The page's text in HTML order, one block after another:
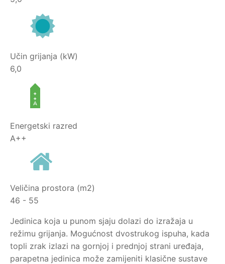
Učin grijanja (kW)
6,0
Energetski razred
A++
Veličina prostora (m2)
46 - 55
Jedinica koja u punom sjaju dolazi do izražaja u
režimu grijanja. Mogućnost dvostrukog ispuha, kada
topli zrak izlazi na gornjoj i prednjoj strani uređaja,
parapetna jedinica može zamijeniti klasične sustave